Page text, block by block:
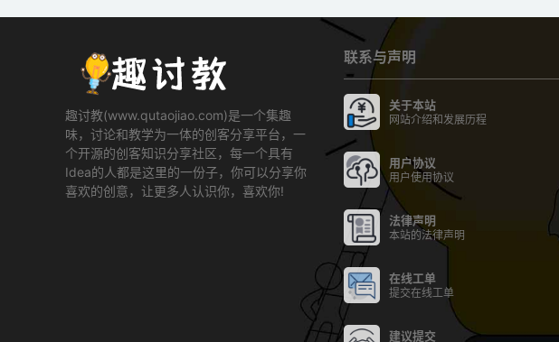
趣讨教(www.qutaojiao.com)是一个集趣
味，讨论和教学为一体的创客分享平台，一
个开源的创客知识分享社区，每一个具有
Idea的人都是这里的一份子，你可以分享你
喜欢的创意，让更多人认识你，喜欢你!
联系与声明
关于本站
网站介绍和发展历程
用户协议
用户使用协议
法律声明
本站的法律声明
在线工单
提交在线工单
建议提交